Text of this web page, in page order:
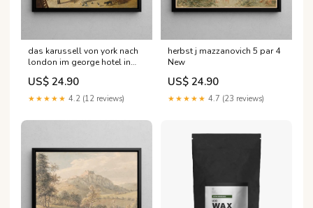
das karussell von york nach
london im george hotel in
stamford john frederick
herring alt Francfort
US$ 24.90
★★★★★ 4.2 (12 reviews)
herbst j mazzanovich 5 par 4
New
US$ 24.90
★★★★★ 4.7 (23 reviews)